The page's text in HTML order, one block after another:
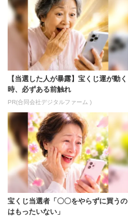
【当選した人が暴露】宝くじ運が動く
時、必ずある前触れ
PR(合同会社デジタルファーム )
宝くじ当選者「〇〇をやらずに買うの
はもったいない」